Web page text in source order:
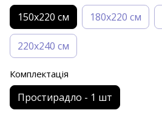
150х220 см 180х220 см
220х240 см
Комплектація
Простирадло - 1 шт